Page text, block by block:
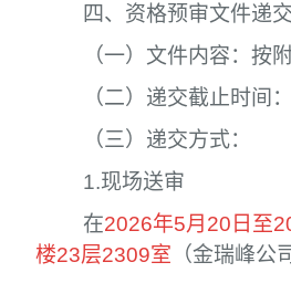
四、资格预审文件递交
（一）文件内容：按
（二）递交截止时间：
（三）递交方式：
1.现场送审
在2026年5月20日至
楼23层2309室 （金瑞峰公